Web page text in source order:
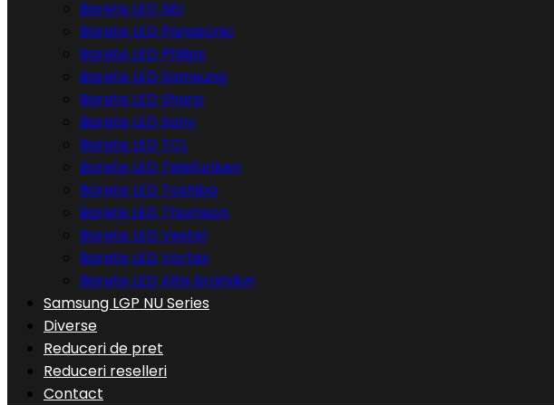
Barete LED NEI
Barete LED Panasonic
Barete LED Philips
Barete LED Samsung
Barete LED Sharp
Barete LED Sony
Barete LED TCL
Barete LED Telefunken
Barete LED Toshiba
Barete LED Thomson
Barete LED Vestel
Barete LED Vortex
Barete LED Alte branduri
Samsung LGP NU Series
Diverse
Reduceri de pret
Reduceri reselleri
Contact